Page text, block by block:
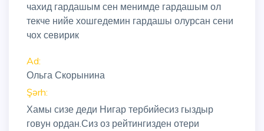
чахид гардашым сен менимде гардашым ол
текче нийе хошгедемин гардашы олурсан сени
чох севирик
Ad:
Ольга Скорынина
Şərh:
Хамы сизе деди Нигар тербийесиз гыздыр
говун ордан.Сиз оз рейтингизден отери